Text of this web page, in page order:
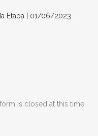
Etapa | 01/06/2023
is closed at this time.